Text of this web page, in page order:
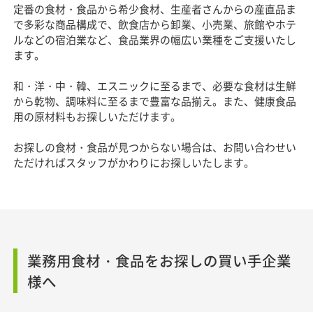
定番の食材・食品から希少食材、生産者さんからの産直品ま
で多彩な商品構成で、飲食店から卸業、小売業、旅館やホテ
ルなどの宿泊業など、食品業界の幅広い業種をご支援いたし
ます。
和・洋・中・韓、エスニックに至るまで、必要な食材は生鮮
から乾物、調味料に至るまで豊富な品揃え。また、健康食品
用の原材料もお探しいただけます。
お探しの食材・食品が見つからない場合は、お問い合わせい
ただければスタッフがかわりにお探しいたします。
業務用食材・食品をお探しの買い手企業
様へ